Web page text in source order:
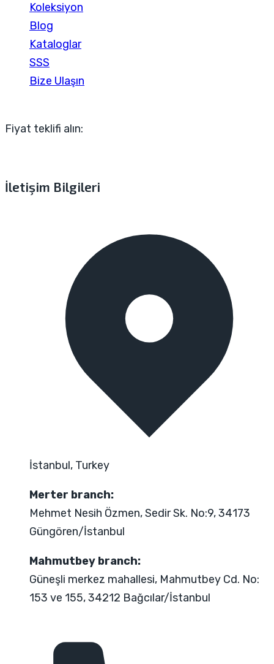
Koleksiyon
Blog
Kataloglar
SSS
Bize Ulaşın
Fiyat teklifi alın:
İletişim Bilgileri
İstanbul, Turkey
Merter branch:
Mehmet Nesih Özmen, Sedir Sk. No:9, 34173
Güngören/İstanbul
Mahmutbey branch:
Güneşli merkez mahallesi, Mahmutbey Cd. No:
153 ve 155, 34212 Bağcılar/İstanbul